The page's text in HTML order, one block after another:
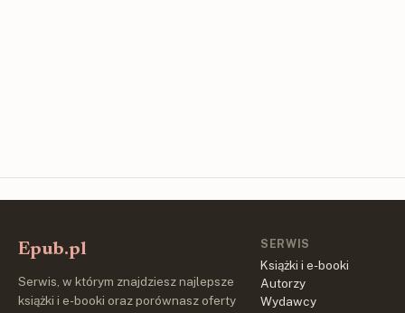
Epub.pl
Serwis, w którym znajdziesz najlepsze
książki i e-booki oraz porównasz oferty
SERWIS
Książki i e-booki
Autorzy
Wydawcy